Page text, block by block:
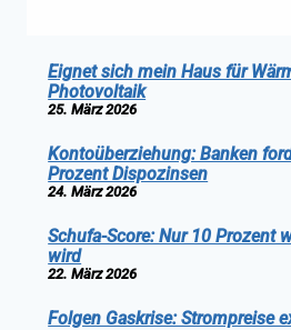
Eignet sich mein Haus für
Photovoltaik
25. März 2026
Kontoüberziehung: Banken
Prozent Dispozinsen
24. März 2026
Schufa-Score: Nur 10 Prozent
wird
22. März 2026
Folgen Gaskrise: Strompreise